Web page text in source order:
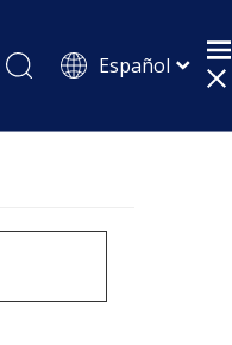
Español
Pусский